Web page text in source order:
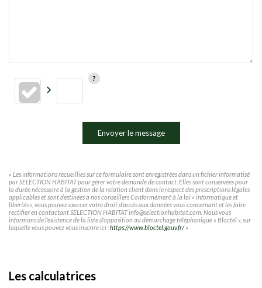
Envoyer le message
« Les informations recueillies sur ce formulaire sont enregistrées dans un fichier informatisé
par SELECTION HABITAT pour gérer votre demande de contact. Elles sont conservées pour
la durée nécessaire à la gestion de la relation client dans le respect des prescriptions légales
applicables et sont destinées à nos conseillers Conformément à la loi « informatique et
libertés », vous pouvez exercer votre droit d'accès aux données vous concernant et les faire
rectifier en contactant SELECTION HABITAT info@selectionhabitat.com. Nous vous
informons de l'existence de la liste d'opposition au démarchage téléphonique « Bloctel », sur
laquelle vous pouvez vous inscrire ici :https://www.bloctel.gouv.fr/»
Les calculatrices